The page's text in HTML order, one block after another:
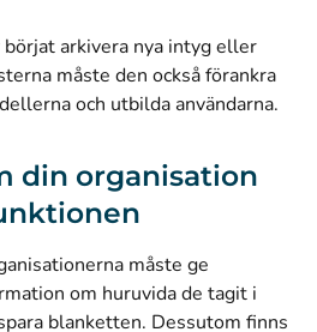
arkivera nya intyg eller
måste den också förankra
och utbilda användarna.
din organisation
måste ge
om huruvida de tagit i
blanketten. Dessutom finns